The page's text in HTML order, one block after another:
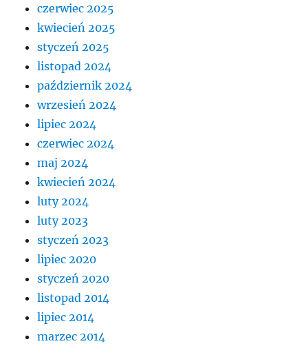
czerwiec 2025
kwiecień 2025
styczeń 2025
listopad 2024
październik 2024
wrzesień 2024
lipiec 2024
czerwiec 2024
maj 2024
kwiecień 2024
luty 2024
luty 2023
styczeń 2023
lipiec 2020
styczeń 2020
listopad 2014
lipiec 2014
marzec 2014